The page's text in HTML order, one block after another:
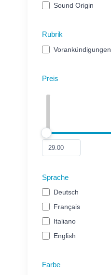
Sound Origin
Rubrik
Vorankündigungen
Preis
Sprache
Deutsch
Français
Italiano
English
Farbe